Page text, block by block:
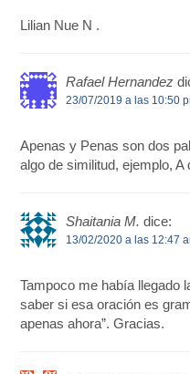
Lilian Nue N .
Rafael Hernandez
23/07/2019 a las 10:50
Apenas y Penas son dos
algo de similitud, ejemplo,
Shaitania M. dice:
13/02/2020 a las 12:47
Tampoco me había llegado
saber si esa oración es
apenas ahora”. Gracias.